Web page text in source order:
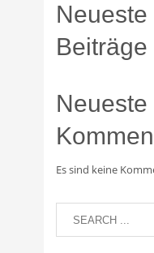
Neueste
Beiträge
Neueste
Es sind keine